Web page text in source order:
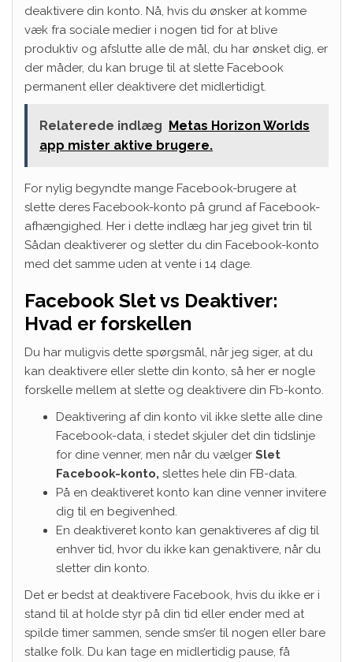
deaktivere din konto. Nå, hvis du ønsker at komme
væk fra sociale medier i nogen tid for at blive
produktiv og afslutte alle de mål, du har ønsket dig, er
der måder, du kan bruge til at slette Facebook
permanent eller deaktivere det midlertidigt.
Relaterede indlæg Metas Horizon Worlds
app mister aktive brugere.
For nylig begyndte mange Facebook-brugere at
slette deres Facebook-konto på grund af Facebook-
afhængighed. Her i dette indlæg har jeg givet trin til
Sådan deaktiverer og sletter du din Facebook-konto
med det samme uden at vente i 14 dage.
Facebook Slet vs Deaktiver:
Hvad er forskellen
Du har muligvis dette spørgsmål, når jeg siger, at du
kan deaktivere eller slette din konto, så her er nogle
forskelle mellem at slette og deaktivere din Fb-konto.
Deaktivering af din konto vil ikke slette alle dine
Facebook-data, i stedet skjuler det din tidslinje
for dine venner, men når du vælger Slet
Facebook-konto, slettes hele din FB-data.
På en deaktiveret konto kan dine venner invitere
dig til en begivenhed.
En deaktiveret konto kan genaktiveres af dig til
enhver tid, hvor du ikke kan genaktivere, når du
sletter din konto.
Det er bedst at deaktivere Facebook, hvis du ikke er i
stand til at holde styr på din tid eller ender med at
spilde timer sammen, sende sms’er til nogen eller bare
stalke folk. Du kan tage en midlertidig pause, få